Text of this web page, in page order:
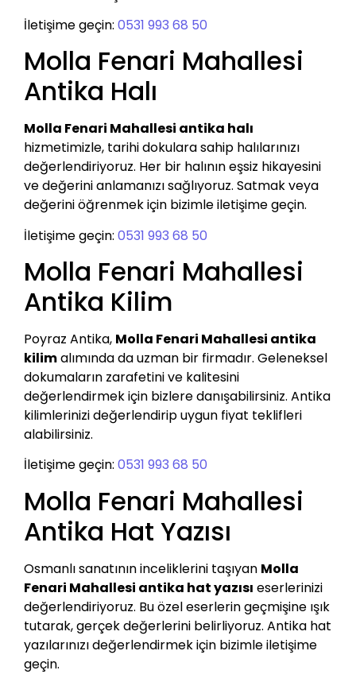
İletişime geçin: 0531 993 68 50
Molla Fenari Mahallesi
Antika Halı
Molla Fenari Mahallesi antika halı
hizmetimizle, tarihi dokulara sahip halılarınızı
değerlendiriyoruz. Her bir halının eşsiz hikayesini
ve değerini anlamanızı sağlıyoruz. Satmak veya
değerini öğrenmek için bizimle iletişime geçin.
İletişime geçin: 0531 993 68 50
Molla Fenari Mahallesi
Antika Kilim
Poyraz Antika, Molla Fenari Mahallesi antika
kilimalımında da uzman bir firmadır. Geleneksel
dokumaların zarafetini ve kalitesini
değerlendirmek için bizlere danışabilirsiniz. Antika
kilimlerinizi değerlendirip uygun fiyat teklifleri
alabilirsiniz.
İletişime geçin: 0531 993 68 50
Molla Fenari Mahallesi
Antika Hat Yazısı
Osmanlı sanatının inceliklerini taşıyan Molla
Fenari Mahallesi antika hat yazısı eserlerinizi
değerlendiriyoruz. Bu özel eserlerin geçmişine ışık
tutarak, gerçek değerlerini belirliyoruz. Antika hat
yazılarınızı değerlendirmek için bizimle iletişime
geçin.